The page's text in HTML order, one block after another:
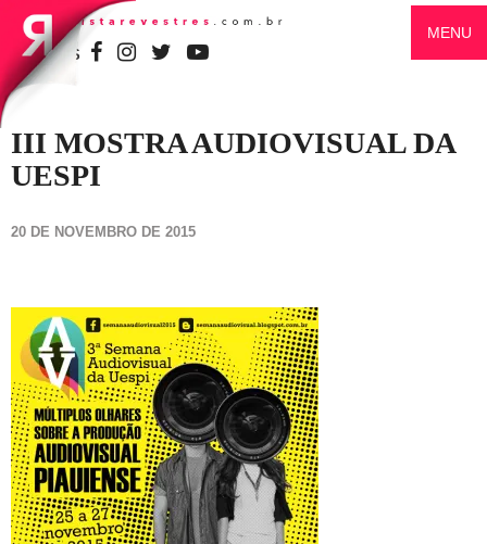
SIGA-NOS
MENU
III MOSTRA AUDIOVISUAL DA
UESPI
20 DE NOVEMBRO DE 2015